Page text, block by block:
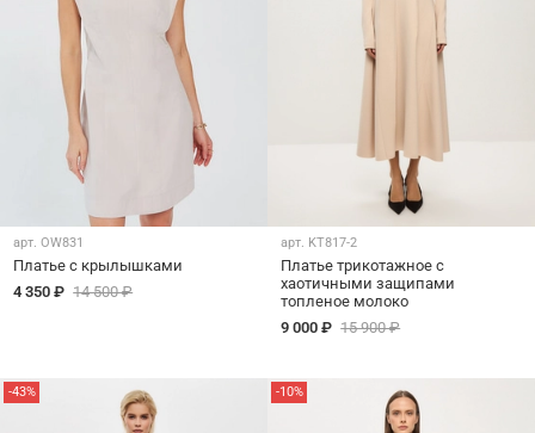
арт.OW831
Платье с крылышками
4 350 ₽ 14 500 ₽
арт. KT817-2
Платье трикотажное с
хаотичными защипами
топленое молоко
9 000 ₽ 15 900 ₽
-43% -10%